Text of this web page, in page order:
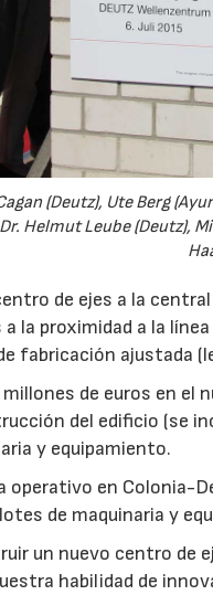
(Deutz), Ute Berg
Helmut Leube (Deutz),
de ejes a la
la proximidad a la
fabricación ajustada
de euros en el
del edificio (se
y equipamiento.
operativo en Colonia-
de maquinaria y
un nuevo centro de
habilidad de